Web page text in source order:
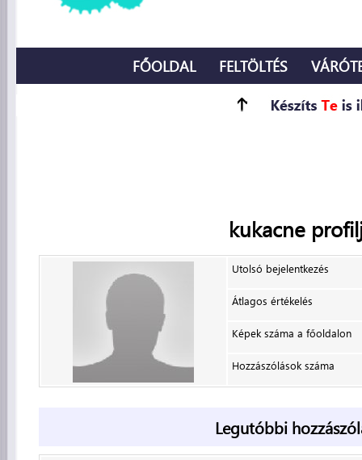
FŐOLDAL FELTÖLTÉS
kukacne
Utolsó bejelentkezés
Átlagos értékelés
Képek száma a főoldalon
Hozzászólások száma
Legutóbbi